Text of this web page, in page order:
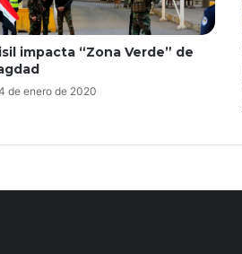
impacta “Zona Verde” de
de enero de 2020